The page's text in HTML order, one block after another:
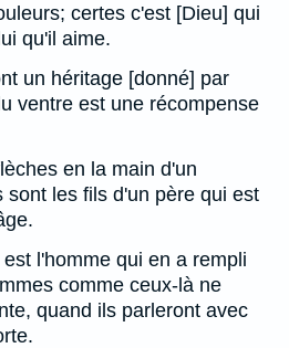
certes c'est [Dieu] qui
qu'il aime.
un héritage [donné] par
ventre est une récompense
en la main d'un
sont les fils d'un père qui est
l'homme qui en a rempli
comme ceux-là ne
quand ils parleront avec